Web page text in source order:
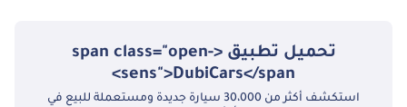
تحميل تطبيق <span class="open-
sens">DubiCars</span>
استكشف أكثر من 30،000 سيارة جديدة ومستعملة للبيع في